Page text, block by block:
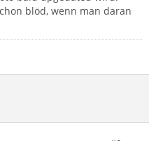
blöd, wenn man daran